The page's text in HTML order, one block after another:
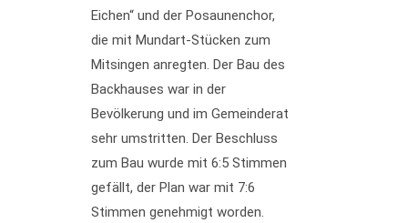
Eichen“ und der Posaunenchor,
die mit Mundart-Stücken zum
Mitsingen anregten. Der Bau des
Backhauses war in der
Bevölkerung und im Gemeinderat
sehr umstritten. Der Beschluss
zum Bau wurde mit 6:5 Stimmen
gefällt, der Plan war mit 7:6
Stimmen genehmigt worden.